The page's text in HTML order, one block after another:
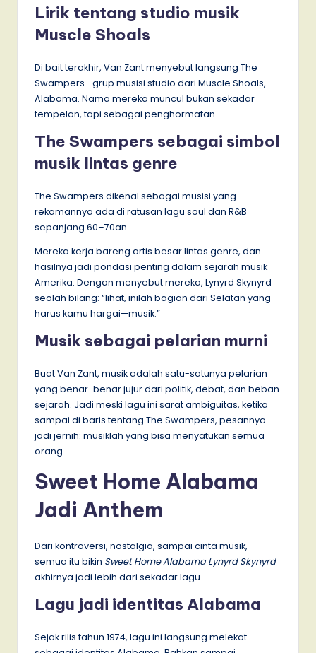
Lirik tentang studio musik
Muscle Shoals
Di bait terakhir, Van Zant menyebut langsung The
Swampers—grup musisi studio dari Muscle Shoals,
Alabama. Nama mereka muncul bukan sekadar
tempelan, tapi sebagai penghormatan.
The Swampers sebagai simbol
musik lintas genre
The Swampers dikenal sebagai musisi yang
rekamannya ada di ratusan lagu soul dan R&B
sepanjang 60–70an.
Mereka kerja bareng artis besar lintas genre, dan
hasilnya jadi pondasi penting dalam sejarah musik
Amerika. Dengan menyebut mereka, Lynyrd Skynyrd
seolah bilang: “lihat, inilah bagian dari Selatan yang
harus kamu hargai—musik.”
Musik sebagai pelarian murni
Buat Van Zant, musik adalah satu-satunya pelarian
yang benar-benar jujur dari politik, debat, dan beban
sejarah. Jadi meski lagu ini sarat ambiguitas, ketika
sampai di baris tentang The Swampers, pesannya
jadi jernih: musiklah yang bisa menyatukan semua
orang.
Sweet Home Alabama
Jadi Anthem
Dari kontroversi, nostalgia, sampai cinta musik,
semua itu bikin Sweet Home Alabama Lynyrd Skynyrd
akhirnya jadi lebih dari sekadar lagu.
Lagu jadi identitas Alabama
Sejak rilis tahun 1974, lagu ini langsung melekat